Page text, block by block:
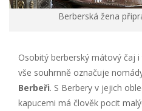
Berberská žena
Osobitý berberský mátový čaj
vše souhrnně označuje
Berbeři. S Berbery v jejich
kapucemi má člověk pocit